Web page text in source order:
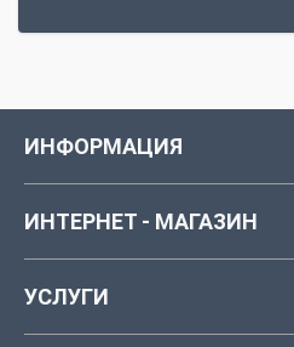
ИНФОРМАЦИЯ
ИНТЕРНЕТ - МАГАЗИН
УСЛУГИ